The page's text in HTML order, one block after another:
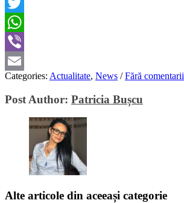
Facebook
Twitter
WhatsApp
Viber
Email
Categories: Actualitate, News / Fără comentarii
Post Author: Patricia Bușcu
Alte articole din aceeași categorie